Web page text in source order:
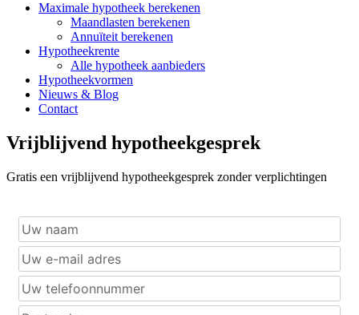
Maximale hypotheek berekenen
Maandlasten berekenen
Annuïteit berekenen
Hypotheekrente
Alle hypotheek aanbieders
Hypotheekvormen
Nieuws & Blog
Contact
Vrijblijvend hypotheekgesprek
Gratis een vrijblijvend hypotheekgesprek zonder verplichtingen